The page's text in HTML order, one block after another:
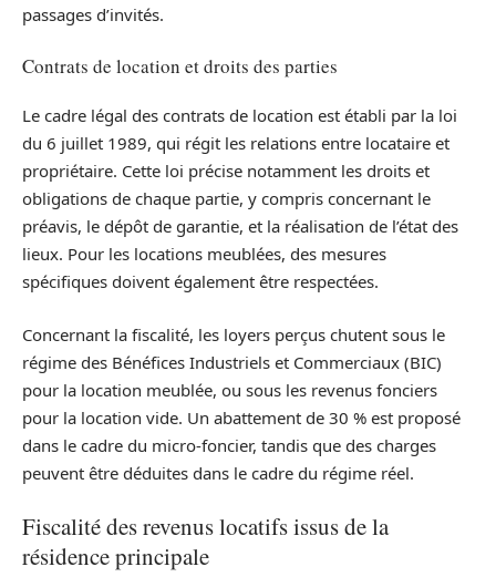
passages d’invités.
Contrats de location et droits des parties
Le cadre légal des contrats de location est établi par la loi
du 6 juillet 1989, qui régit les relations entre locataire et
propriétaire. Cette loi précise notamment les droits et
obligations de chaque partie, y compris concernant le
préavis, le dépôt de garantie, et la réalisation de l’état des
lieux. Pour les locations meublées, des mesures
spécifiques doivent également être respectées.
Concernant la fiscalité, les loyers perçus chutent sous le
régime des Bénéfices Industriels et Commerciaux (BIC)
pour la location meublée, ou sous les revenus fonciers
pour la location vide. Un abattement de 30 % est proposé
dans le cadre du micro-foncier, tandis que des charges
peuvent être déduites dans le cadre du régime réel.
Fiscalité des revenus locatifs issus de la
résidence principale